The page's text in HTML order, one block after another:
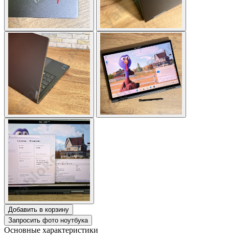
Добавить в корзину
Запросить фото ноутбука
Основные характеристики